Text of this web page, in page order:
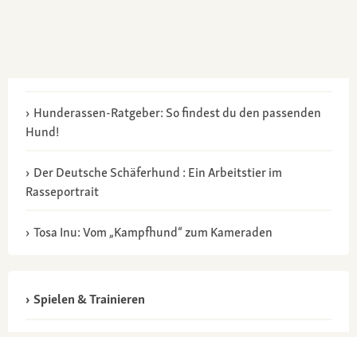
Hunderassen-Ratgeber: So findest du den passenden
Hund!
Der Deutsche Schäferhund : Ein Arbeitstier im
Rasseportrait
Tosa Inu: Vom „Kampfhund“ zum Kameraden
Spielen & Trainieren